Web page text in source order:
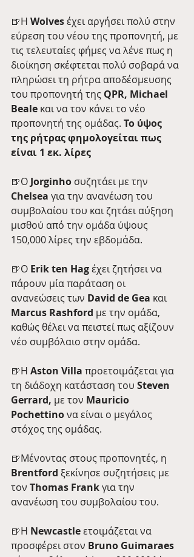
🍺Η Wolves έχει αργήσει πολύ στην
εύρεση του νέου της προπονητή, με
τις τελευταίες φήμες να λένε πως η
διοίκηση σκέφτεται πολύ σοβαρά να
πληρώσει τη ρήτρα αποδέσμευσης
του προπονητή της QPR, Michael
Beale και να τον κάνει το νέο
προπονητή της ομάδας. Το ύψος
της ρήτρας φημολογείται πως
είναι 1 εκ. λίρες
🍺Ο Jorginho συζητάει με την
Chelsea για την ανανέωση του
συμβολαίου του και ζητάει αύξηση
μισθού από την ομάδα ύψους
150,000 λίρες την εβδομάδα.
🍺O Erik ten Hag έχει ζητήσει να
πάρουν μία παράταση οι
ανανεώσεις των David de Gea και
Marcus Rashford με την ομάδα,
καθώς θέλει να πειστεί πως αξίζουν
νέο συμβόλαιο στην ομάδα.
🍺Η Aston Villa προετοιμάζεται για
τη διάδοχη κατάσταση του Steven
Gerrard, με τον Mauricio
Pochettino να είναι ο μεγάλος
στόχος της ομάδας.
🍺Μένοντας στους προπονητές, η
Brentford ξεκίνησε συζητήσεις με
τον Thomas Frank για την
ανανέωση του συμβολαίου του.
🍺H Newcastle ετοιμάζεται να
προσφέρει στον Bruno Guimaraes